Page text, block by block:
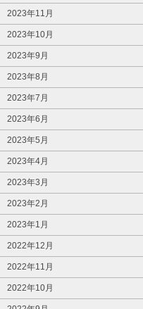
2023年11月
2023年10月
2023年9月
2023年8月
2023年7月
2023年6月
2023年5月
2023年4月
2023年3月
2023年2月
2023年1月
2022年12月
2022年11月
2022年10月